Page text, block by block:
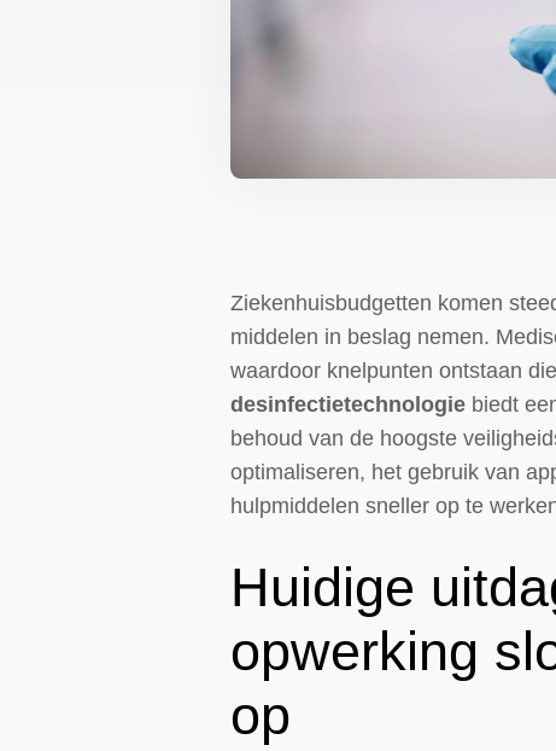
Ziekenhuisbudgetten komen
middelen in beslag nemen.
waardoor knelpunten ontstaan
desinfectietechnologie biedt
behoud van de hoogste
optimaliseren, het gebruik van
hulpmiddelen sneller op te
Huidige
opwerking
op